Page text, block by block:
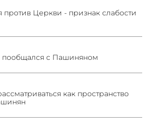
против Церкви - признак слабости
пообщался с Пашиняном
как пространство